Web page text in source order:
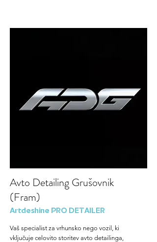
Avto Detailing Grušovnik
(Fram)
Artdeshine PRO DETAILER
Vaš specialist za vrhunsko nego vozil, ki
vključuje celovito storitev avto detailinga,